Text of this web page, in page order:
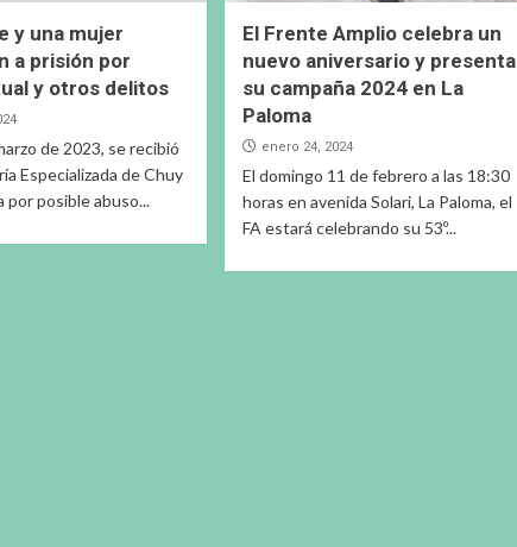
y una mujer
a prisión por
y otros delitos
de 2023, se recibió
Especializada de Chuy
por posible abuso...
El Frente Amplio celebra un
nuevo aniversario y presenta
su campaña 2024 en La
Paloma
enero 24, 2024
El domingo 11 de febrero a las 18:30
horas en avenida Solari, La Paloma, el
FA estará celebrando su 53º...